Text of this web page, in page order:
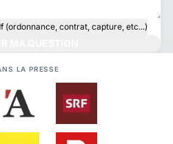
(ordonnance, contrat, capture, etc...)
LA PRESSE